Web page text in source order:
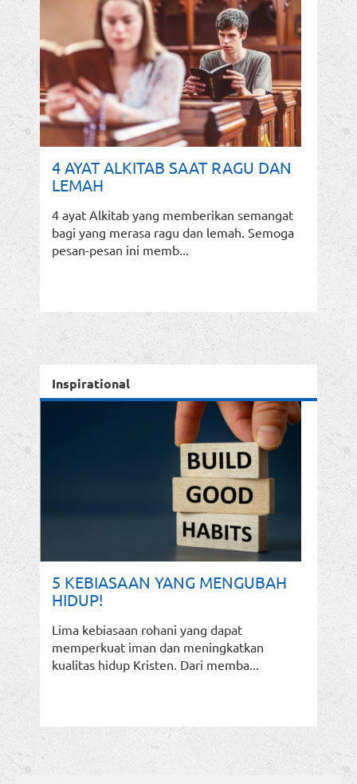
4 AYAT ALKITAB SAAT RAGU DAN
LEMAH
4 ayat Alkitab yang memberikan semangat
bagi yang merasa ragu dan lemah. Semoga
pesan-pesan ini memb...
Inspirational
5 KEBIASAAN YANG MENGUBAH
HIDUP!
Lima kebiasaan rohani yang dapat
memperkuat iman dan meningkatkan
kualitas hidup Kristen. Dari memba...